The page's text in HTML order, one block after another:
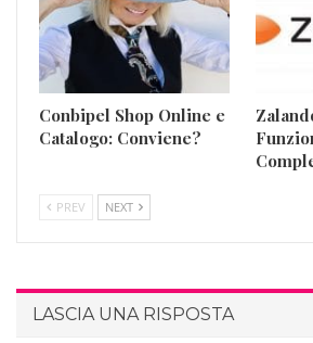
Conbipel Shop Online e
Catalogo: Conviene?
PREV NEXT
LASCIA UNA RISPOSTA